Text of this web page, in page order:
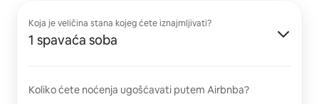
Koja je veličina stana kojeg ćete iznajmljivati?
1 spavaća soba
Koliko ćete noćenja ugošćavati putem Airbnba?